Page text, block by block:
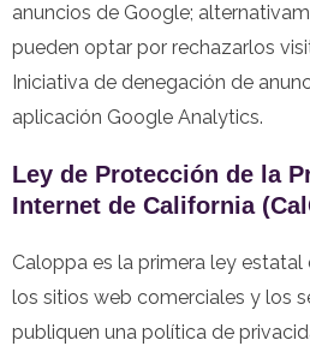
anuncios de Google;
pueden optar por rechazarlos
Iniciativa de denegación de
aplicación Google Analytics.
Ley de Protección de la
Internet de California
Caloppa es la primera ley estatal
los sitios web comerciales y los
publiquen una política de